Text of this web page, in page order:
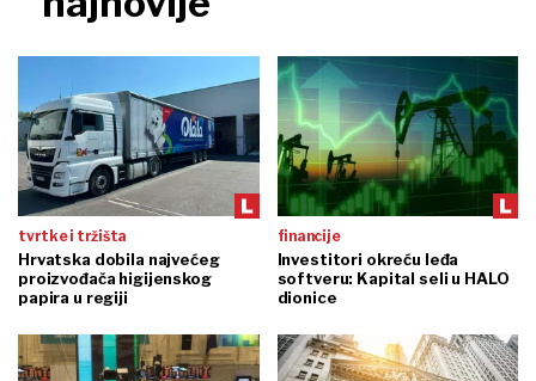
tvrtke i tržišta
Hrvatska dobila najvećeg
proizvođača higijenskog
papira u regiji
financije
Investitori okreću leđa
softveru: Kapital seli u HALO
dionice